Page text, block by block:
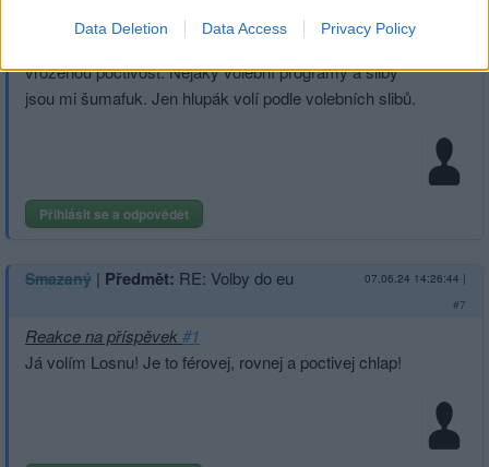
Data Deletion Data Access Privacy Policy
já nikoho. Nikoho z těch papalášů neznám od malička,
vrozenou poctivost. Nějaký volební programy a sliby
jsou mi šumafuk. Jen hlupák volí podle volebních slibů.
Přihlásit se a odpovědět
Smazaný | Předmět: RE: Volby do eu 07.06.24 14:26:44 |
#7
Reakce na příspěvek#1
Já volím Losnu! Je to férovej, rovnej a poctivej chlap!